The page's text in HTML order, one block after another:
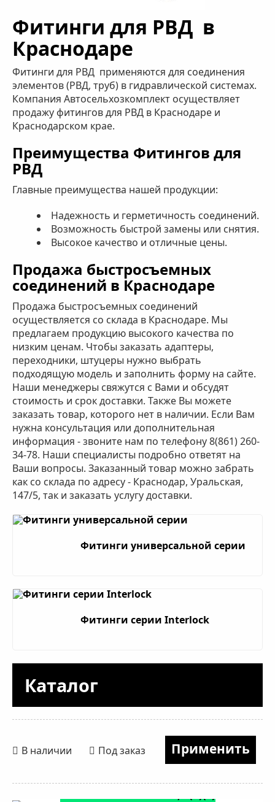
Фитинги для РВД в
Краснодаре
Фитинги для РВД применяются для соединения
элементов (РВД, труб) в гидравлической системах.
Компания Автосельхозкомплект осуществляет
продажу фитингов для РВД в Краснодаре и
Краснодарском крае.
Преимущества Фитингов для
РВД
Главные преимущества нашей продукции:
Надежность и герметичность соединений.
Возможность быстрой замены или снятия.
Высокое качество и отличные цены.
Продажа быстросъемных
соединений в Краснодаре
Продажа быстросъемных соединений
осуществляется со склада в Краснодаре. Мы
предлагаем продукцию высокого качества по
низким ценам. Чтобы заказать адаптеры,
переходники, штуцеры нужно выбрать
подходящую модель и заполнить форму на сайте.
Наши менеджеры свяжутся с Вами и обсудят
стоимость и срок доставки. Также Вы можете
заказать товар, которого нет в наличии. Если Вам
нужна консультация или дополнительная
информация - звоните нам по телефону 8(861) 260-
34-78. Наши специалисты подробно ответят на
Ваши вопросы. Заказанный товар можно забрать
как со склада по адресу - Краснодар, Уральская,
147/5, так и заказать услугу доставки.
Фитинги универсальной серии
Фитинги серии Interlock
Каталог
В наличии Под заказ